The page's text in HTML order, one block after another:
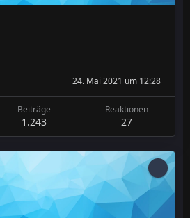
24. Mai 2021 um 12:28
Beiträge
1.243
Reaktionen
27